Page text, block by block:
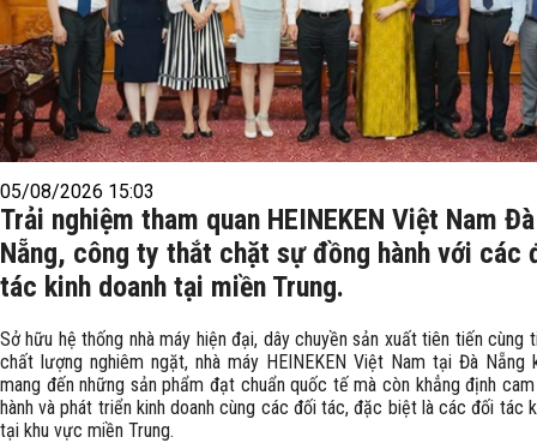
05/08/2026 15:03
Trải nghiệm tham quan HEINEKEN Việt Nam Đà
Nẵng, công ty thắt chặt sự đồng hành với các
tác kinh doanh tại miền Trung.
Sở hữu hệ thống nhà máy hiện đại, dây chuyền sản xuất tiên tiến cùng
chất lượng nghiêm ngặt, nhà máy HEINEKEN Việt Nam tại Đà Nẵng
mang đến những sản phẩm đạt chuẩn quốc tế mà còn khẳng định
hành và phát triển kinh doanh cùng các đối tác, đặc biệt là các đối tác
tại khu vực miền Trung.